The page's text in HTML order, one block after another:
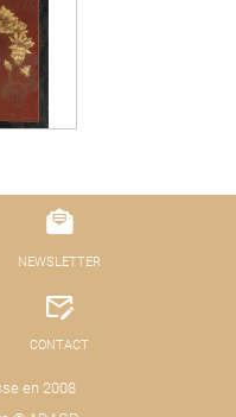
en 2008
NEWSLETTER
CONTACT